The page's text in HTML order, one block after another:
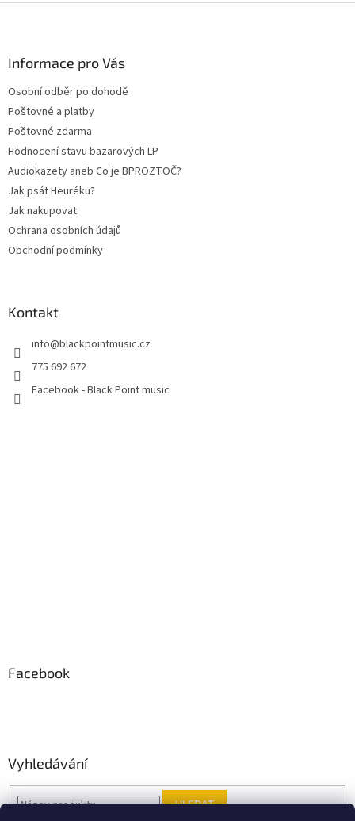
Informace pro Vás
Osobní odběr po dohodě
Poštovné a platby
Poštovné zdarma
Hodnocení stavu bazarových LP
Audiokazety aneb Co je BPROZTOČ?
Jak psát Heuréku?
Jak nakupovat
Ochrana osobních údajů
Obchodní podmínky
Kontakt
info@blackpointmusic.cz
775 692 672
Facebook - Black Point music
Facebook
Vyhledávání
HLEDAT